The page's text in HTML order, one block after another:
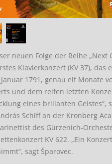
neuen Folge der Reihe
Klavierkonzert (KV 37),
1791, genau elf Monate
und dem reifen letzten
eines brillanten Geistes“,
Schiff an der Kronberg
des Gürzenich-
KV 622. „Ein
sagt Šparovec.